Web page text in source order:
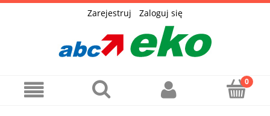
Zarejestruj Zaloguj się